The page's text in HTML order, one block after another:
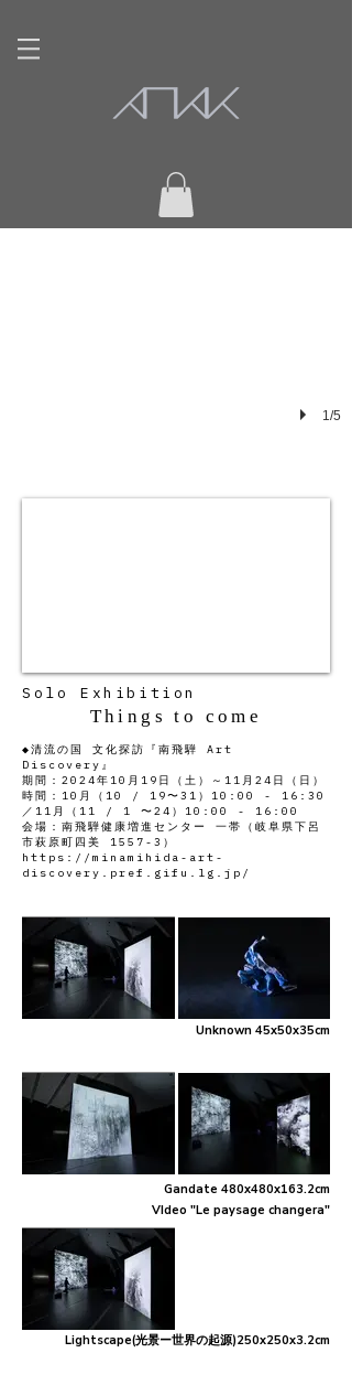
Gandate:480x480x166cm Osaka:260x194x105.7cm
1/5
Solo Exhibition
Things to come
◆清流の国 文化探訪『南飛騨 Art
Discovery』
期間：2024年10月19日（土）～11月24日（日）
時間：10月（10 / 19〜31）10:00 - 16:30
／11月（11 / 1 〜24）10:00 - 16:00
会場：南飛騨健康増進センター 一帯（岐阜県下呂
市萩原町四美 1557-3）
https://minamihida-art-
discovery.pref.gifu.lg.jp/
Unknown 45x50x35cm
Gandate 480x480x163.2cm
VIdeo "Le paysage changera"
Lightscape(光景ー世界の起源)250x250x3.2cm